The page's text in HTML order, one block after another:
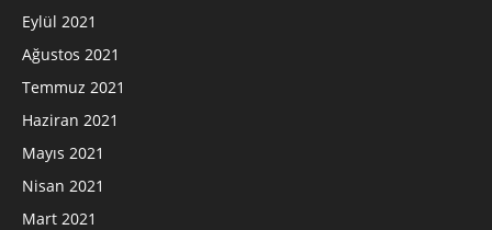
Eylül 2021
Ağustos 2021
Temmuz 2021
Haziran 2021
Mayıs 2021
Nisan 2021
Mart 2021